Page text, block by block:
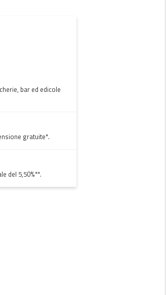
bar ed edicole
gratuite*.
del 5,50%**.